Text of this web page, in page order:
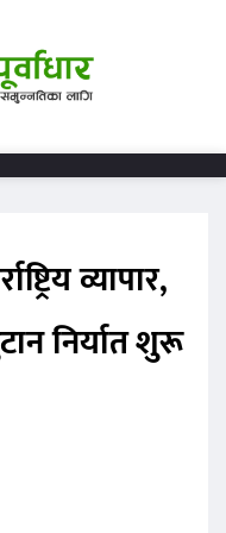
व्यापार,
निर्यात शुरू